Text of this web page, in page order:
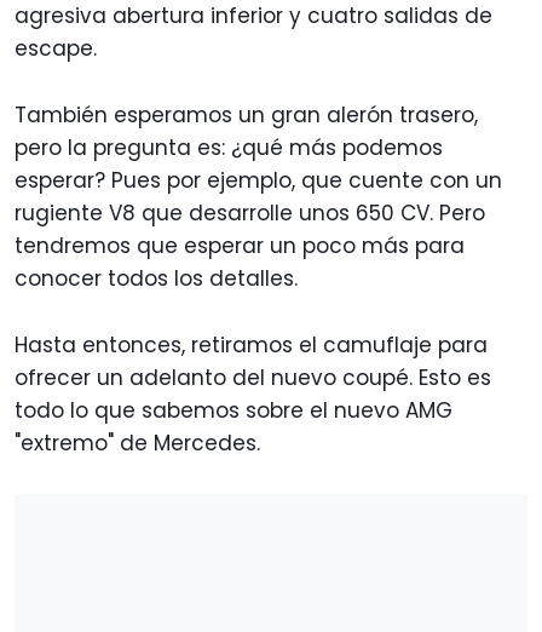
agresiva abertura inferior y cuatro salidas de
escape.
También esperamos un gran alerón trasero,
pero la pregunta es: ¿qué más podemos
esperar? Pues por ejemplo, que cuente con un
rugiente V8 que desarrolle unos 650 CV. Pero
tendremos que esperar un poco más para
conocer todos los detalles.
Hasta entonces, retiramos el camuflaje para
ofrecer un adelanto del nuevo coupé. Esto es
todo lo que sabemos sobre el nuevo AMG
"extremo" de Mercedes.